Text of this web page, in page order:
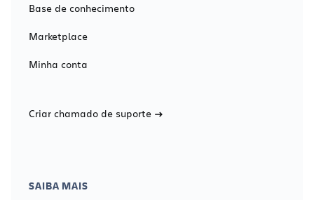
Base de conhecimento
Marketplace
Minha conta
Criar chamado de suporte
SAIBA MAIS